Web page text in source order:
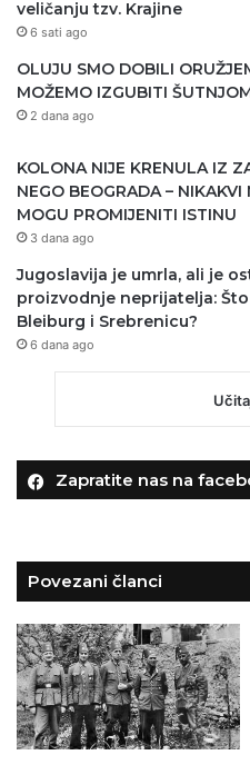
veličanju tzv. Krajine
6 sati ago
OLUJU SMO DOBILI
MOŽEMO IZGUBITI
2 dana ago
KOLONA NIJE KRENULA IZ
NEGO BEOGRADA – NIKAKVI
MOGU PROMIJENITI ISTINU
3 dana ago
Jugoslavija je umrla, ali je
proizvodnje neprijatelja:
Bleiburg i Srebrenicu?
6 dana ago
Zapratite nas na
Povezani članci